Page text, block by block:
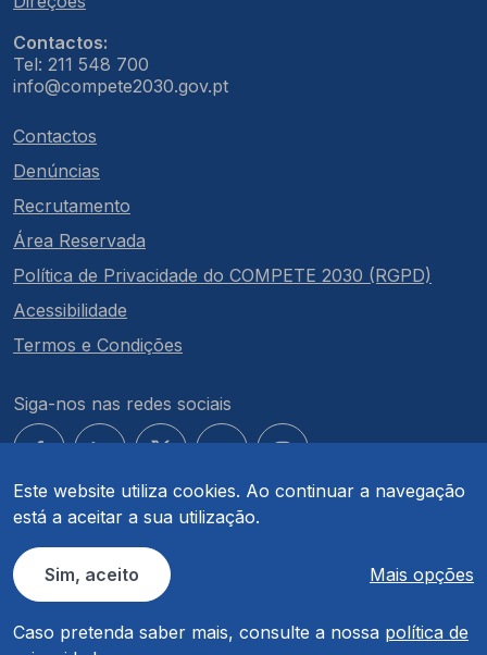
Este website utiliza cookies. Ao continuar a navegação
está a aceitar a sua utilização.
Sim, aceito Mais opções
Caso pretenda saber mais, consulte a nossa política de
Contactos:
Tel: 211 548 700
info@compete2030.gov.pt
Contactos
Denúncias
Recrutamento
Área Reservada
Política de Privacidade do COMPETE 2030 (RGPD)
Acessibilidade
Termos e Condições
Siga-nos nas redes sociais
© COMPETE 2030. Todos os direitos reservados.